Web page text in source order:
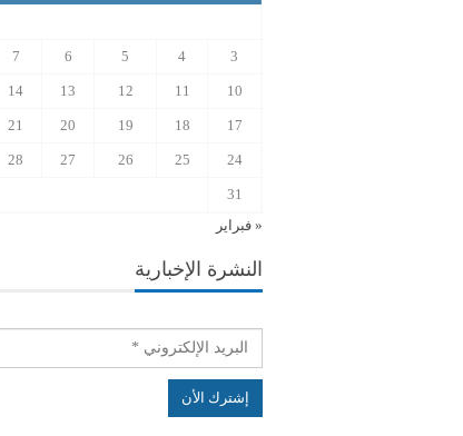
3
4
5
6
7
10
11
12
13
14
17
18
19
20
21
24
25
26
27
28
31
« فبراير
النشرة الإخبارية